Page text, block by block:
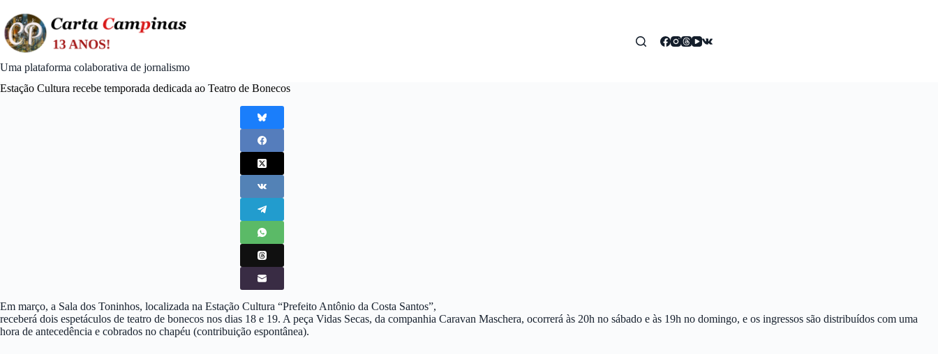
content
Uma plataforma colaborativa de jornalismo
Estação Cultura recebe temporada dedicada ao Teatro de Bonecos
Em março, a Sala dos Toninhos, localizada na Estação Cultura “Prefeito Antônio da Costa Santos”,
receberá dois espetáculos de teatro de bonecos nos dias 18 e 19. A peça Vidas Secas, da companhia Caravan Maschera, ocorrerá às 20h no sábado e às 19h no domingo, e os ingressos são distribuídos com uma
hora de antecedência e cobrados no chapéu (contribuição espontânea).